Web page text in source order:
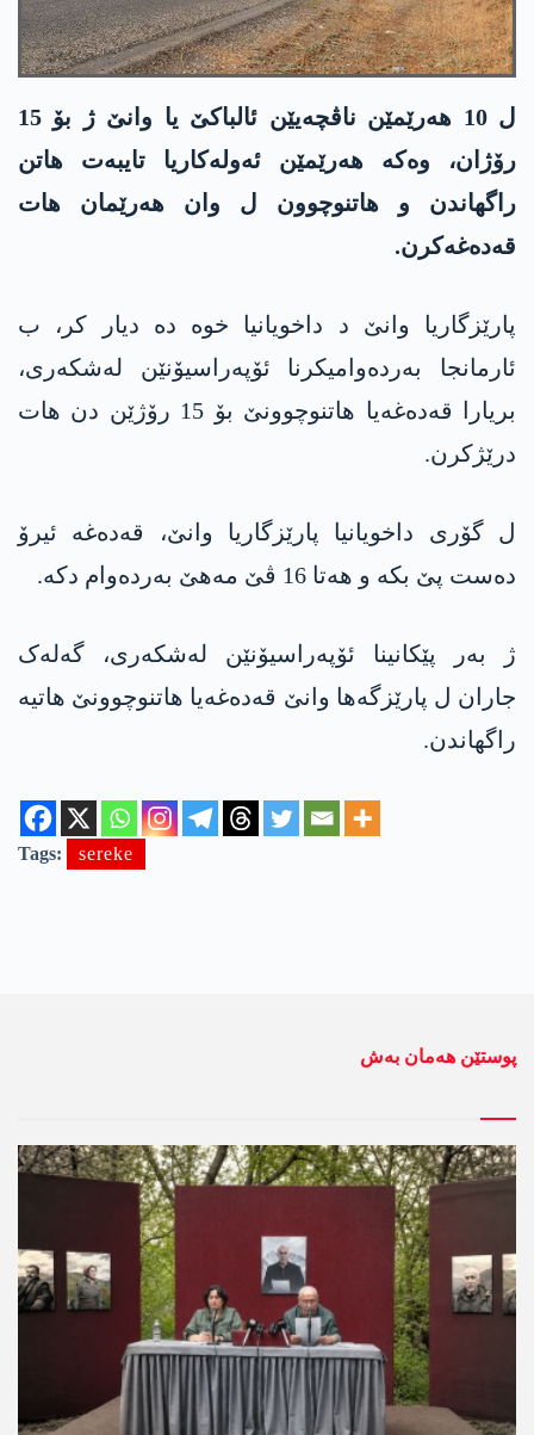
ل 10 ھەرێمێن ناڤچەیێن ئالباکێ یا وانێ ژ بۆ 15
رۆژان، وەکە ھەرێمێن ئەولەکاریا تایبەت ھاتن
راگھاندن و هاتنوچوون ل وان ھەرێمان ھات
قەدەغەکرن.
پارێزگاریا وانێ د داخویانیا خوە دە دیار کر، ب
ئارمانجا بەردەوامیکرنا ئۆپەراسیۆنێن لەشکەری،
بریارا قەدەغەیا هاتنوچوونێ بۆ 15 رۆژێن دن ھات
درێژکرن.
ل گۆری داخویانیا پارێزگاریا وانێ، قەدەغە ئیرۆ
دەست پێ بکە و ھەتا 16 ڤێ مەھێ بەردەوام دکە.
ژ بەر پێکانینا ئۆپەراسیۆنێن لەشکەری، گەلەک
جاران ل پارێزگەھا وانێ قەدەغەیا هاتنوچوونێ ھاتیە
راگھاندن.
Tags: sereke
پوستێن ھەمان بەش